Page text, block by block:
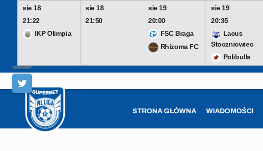
sie 18
21:22
IKP Olimpia
sie 18
21:50
sie 19
20:00
FSC Braga
Rhizoma FC
sie 19
20:35
Lacus
Stoczniowiec
Polibulls
Skip
content
STRONA GŁÓWNA WIADOMOŚCI